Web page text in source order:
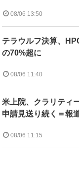
08/06 13:50
テラウルフ決算、
の70%超に
08/06 11:40
米上院、クラリティ
申請見送り続く＝報
08/06 11:15